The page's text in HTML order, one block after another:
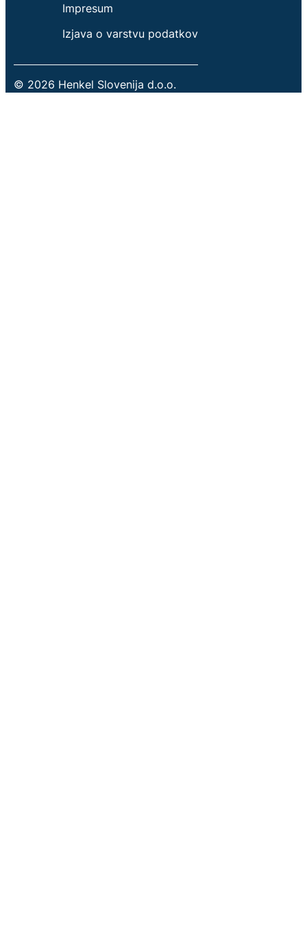
Impresum
Izjava o varstvu podatkov
© 2026 Henkel Slovenija d.o.o.